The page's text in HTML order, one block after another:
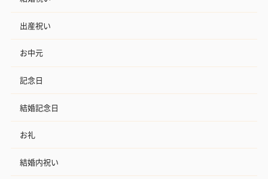
出産祝い
お中元
記念日
結婚記念日
お礼
結婚内祝い